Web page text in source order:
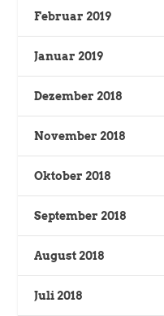
Februar 2019
Januar 2019
Dezember 2018
November 2018
Oktober 2018
September 2018
August 2018
Juli 2018